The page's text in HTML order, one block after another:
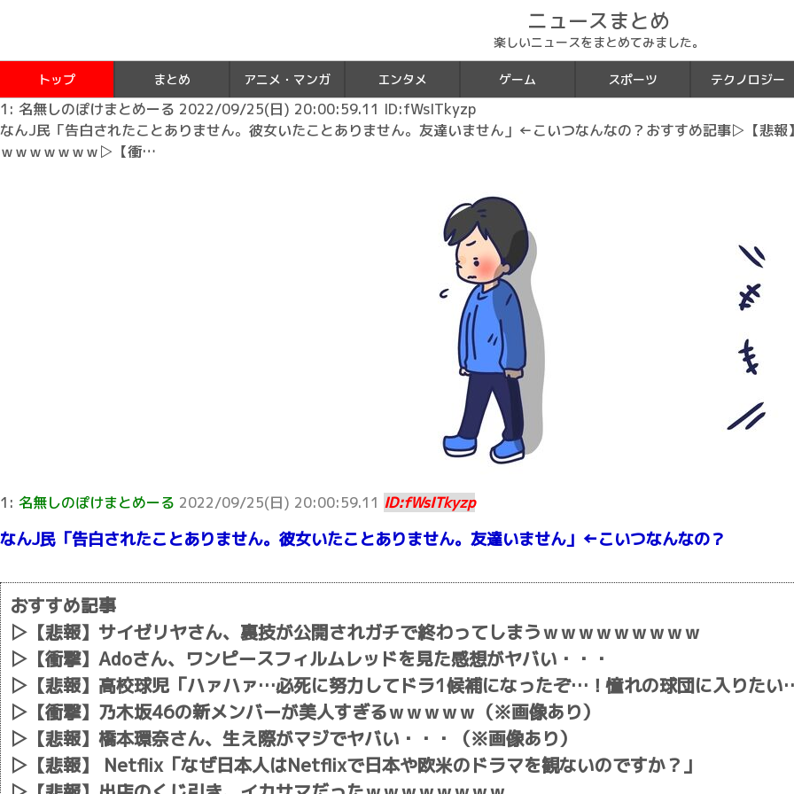
ニュースまとめ
楽しいニュースをまとめてみました。
トップ まとめ アニメ・マンガ エンタメ ゲーム スポーツ テクノロジー
1: 名無しのぽけまとめーる 2022/09/25(日) 20:00:59.11 ID:fWsITkyzp
なんJ民「告白されたことありません。彼女いたことありません。友達いません」←こいつなんなの？おすすめ記事▷【悲
ｗｗｗｗｗｗｗ▷【衝…
1: 名無しのぽけまとめーる 2022/09/25(日) 20:00:59.11 ID:fWsITkyzp
なんJ民「告白されたことありません。彼女いたことありません。友達いません」←こいつなんなの？
おすすめ記事
▷ 【悲報】サイゼリヤさん、裏技が公開されガチで終わってしまうｗｗｗｗｗｗｗｗｗ
▷ 【衝撃】Adoさん、ワンピースフィルムレッドを見た感想がヤバい・・・
▷ 【悲報】高校球児「ハァハァ…必死に努力してドラ1候補になったぞ…！憧れの球団に入りた
▷ 【衝撃】乃木坂46の新メンバーが美人すぎるｗｗｗｗｗ（※画像あり）
▷ 【悲報】橋本環奈さん、生え際がマジでヤバい・・・（※画像あり）
▷ 【悲報】 Netflix「なぜ日本人はNetflixで日本や欧米のドラマを観ないのですか？」